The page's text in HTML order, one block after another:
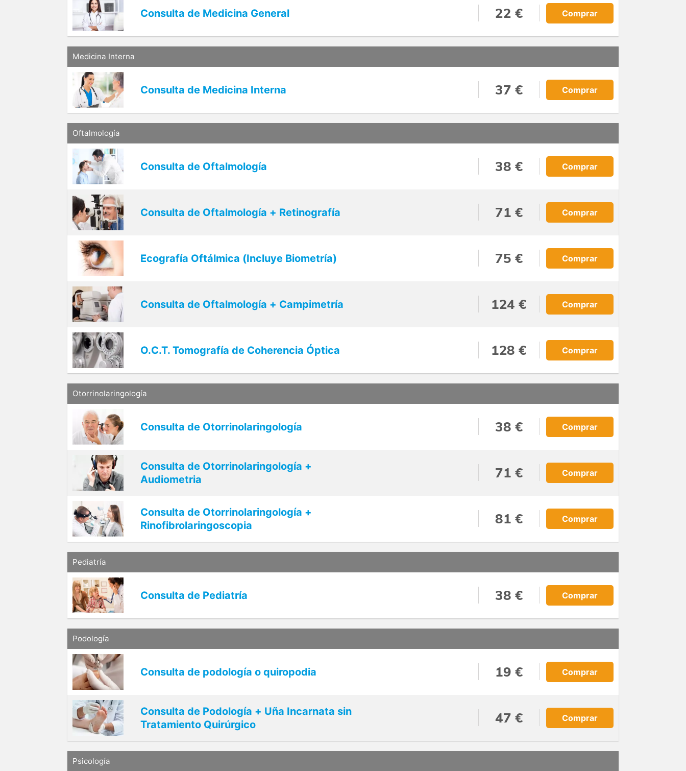
Consulta de Medicina General 22 € Comprar
Medicina Interna
Consulta de Medicina Interna 37 € Comprar
Oftalmología
Consulta de Oftalmología 38 € Comprar
Consulta de Oftalmología + Retinografía 71 € Comprar
Ecografía Oftálmica (Incluye Biometría) 75 € Comprar
Consulta de Oftalmología + Campimetría 124 € Comprar
O.C.T. Tomografía de Coherencia Óptica 128 € Comprar
Otorrinolaringología
Consulta de Otorrinolaringología 38 € Comprar
Consulta de Otorrinolaringología +
Audiometria
71 € Comprar
Consulta de Otorrinolaringología +
Rinofibrolaringoscopia
81 € Comprar
Pediatría
Consulta de Pediatría 38 € Comprar
Podología
Consulta de podología o quiropodia 19 € Comprar
Consulta de Podología + Uña Incarnata sin
Tratamiento Quirúrgico
47 € Comprar
Psicología